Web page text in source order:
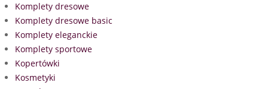
Komplety dresowe
Komplety dresowe basic
Komplety eleganckie
Komplety sportowe
Kopertówki
Kosmetyki